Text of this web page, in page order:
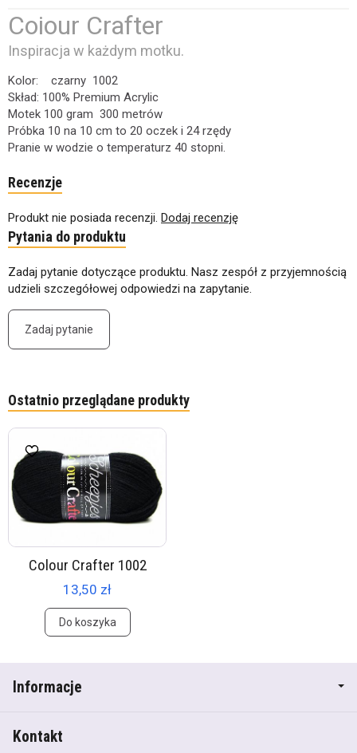
Coiour Crafter
Inspiracja w każdym motku.
Kolor: czarny 1002
Skład: 100% Premium Acrylic
Motek 100 gram 300 metrów
Próbka 10 na 10 cm to 20 oczek i 24 rzędy
Pranie w wodzie o temperaturz 40 stopni.
Recenzje
Produkt nie posiada recenzji. Dodaj recenzję
Pytania do produktu
Zadaj pytanie dotyczące produktu. Nasz zespół z przyjemnością
udzieli szczegółowej odpowiedzi na zapytanie.
Zadaj pytanie
Ostatnio przeglądane produkty
Colour Crafter 1002
13,50 zł
Do koszyka
Informacje
Kontakt